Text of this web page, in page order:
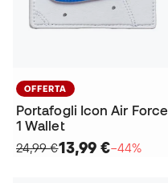
OFFERTA
Portafogli Icon Air Force
1 Wallet
24,99 €13,99 €−44%